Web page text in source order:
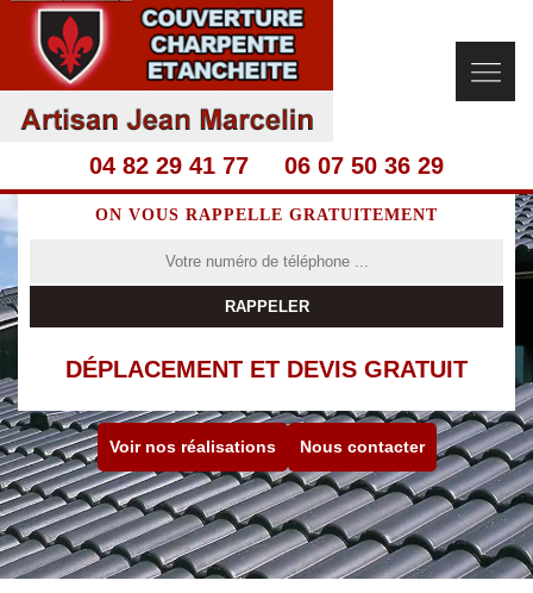
04 82 29 41 77 06 07 50 36 29
ON VOUS RAPPELLE GRATUITEMENT
DÉPLACEMENT ET DEVIS GRATUIT
Voir nos réalisations Nous contacter